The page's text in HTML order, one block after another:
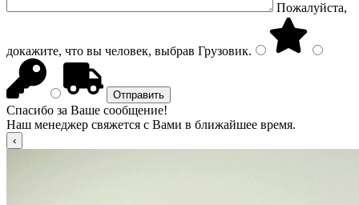
Пожалуйста,
докажите, что вы человек, выбрав Грузовик.
Спасибо за Ваше сообщение!
Наш менеджер свяжется с Вами в ближайшее время.